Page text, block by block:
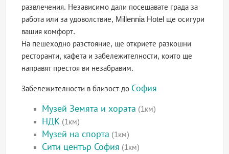
развлечения. Независимо дали посещавате града за
работа или за удоволствие, Millennia Hotel ще осигури
вашия комфорт.
На пешеходно разстояние, ще откриете разкошни
ресторанти, кафета и забележителности, които ще
направят престоя ви незабравим.
Забележителности в близост до София
Музей Земята и хората (1км)
НДК (1км)
Музей на спорта (1км)
Сити център София (1км)